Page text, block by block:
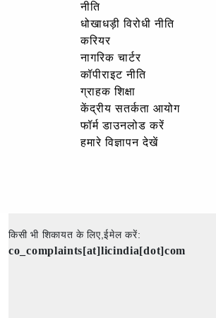
नीति
धोखाधड़ी विरोधी नीति
करियर
नागरिक चार्टर
कॉपीराइट नीति
ग्राहक शिक्षा
केंद्रीय सतर्कता आयोग
फॉर्म डाउनलोड करें
हमारे विज्ञापन देखें
किसी भी शिकायत के लिए,ईमेल करें:
co_complaints[at]licindia[dot]com